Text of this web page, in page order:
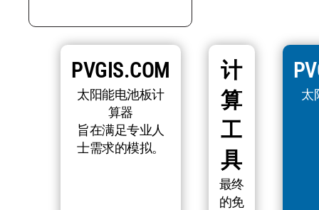
PVGIS.COM
太阳能电池板计
算器
旨在满足专业人
士需求的模拟。
计
算
工
具
最终
的免
太